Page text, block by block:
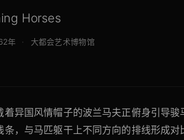
Horses
年 大都会艺术博物馆
异国风情帽子的波兰马夫正俯身引导骏
条，与马匹躯干上不同方向的排线形成对